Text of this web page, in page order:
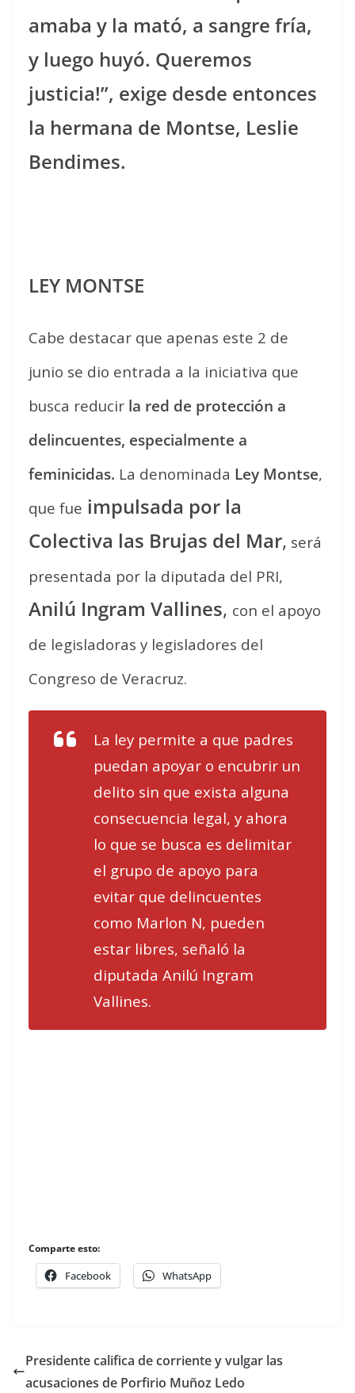
amaba y la mató, a sangre fría,
y luego huyó. Queremos
justicia!”, exige desde entonces
la hermana de Montse, Leslie
Bendimes.
LEY MONTSE
Cabe destacar que apenas este 2 de
junio se dio entrada a la iniciativa que
busca reducir la red de protección a
delincuentes, especialmente a
feminicidas. La denominada Ley Montse,
que fue impulsada por la
Colectiva las Brujas del Mar, será
presentada por la diputada del PRI,
Anilú Ingram Vallines, con el apoyo
de legisladoras y legisladores del
Congreso de Veracruz.
La ley permite a que padres
puedan apoyar o encubrir un
delito sin que exista alguna
consecuencia legal, y ahora
lo que se busca es delimitar
el grupo de apoyo para
evitar que delincuentes
como Marlon N, pueden
estar libres, señaló la
diputada Anilú Ingram
Vallines.
Comparte esto:
Facebook WhatsApp
Presidente califica de corriente y vulgar las
acusaciones de Porfirio Muñoz Ledo